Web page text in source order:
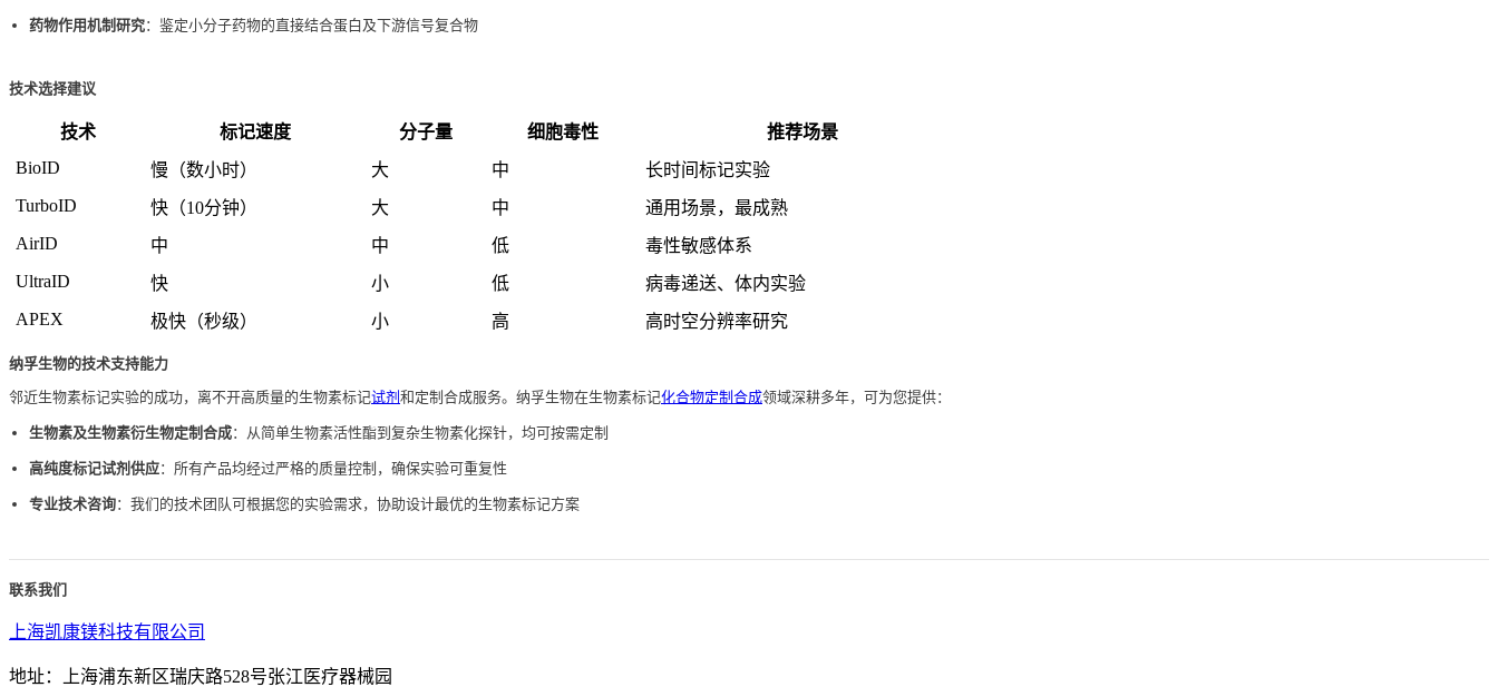
药物作用机制研究：鉴定小分子药物的直接结合蛋白及下游信号复合物
技术选择建议
技术 标记速度 分子量 细胞毒性
推荐场景
BioID
慢（数小时） 大 中
长时间标记实验
TurboID
快（10分钟） 大 中
通用场景，最成熟
AirID
中 中 低
毒性敏感体系
UltraID
快 小 低
病毒递送、体内实验
APEX
极快（秒级） 小 高 高时空分辨率研究
纳孚生物的技术支持能力
邻近生物素标记实验的成功，离不开高质量的生物素标记试剂和定制合成服务。纳孚生物在生物素标记化合物定制合成领域深耕多年，可为您提供：
生物素及生物素衍生物定制合成：从简单生物素活性酯到复杂生物素化探针，均可按需定制
高纯度标记试剂供应：所有产品均经过严格的质量控制，确保实验可重复性
专业技术咨询：我们的技术团队可根据您的实验需求，协助设计最优的生物素标记方案
联系我们
上海凯康镁科技有限公司
地址：上海浦东新区瑞庆路528号张江医疗器械园